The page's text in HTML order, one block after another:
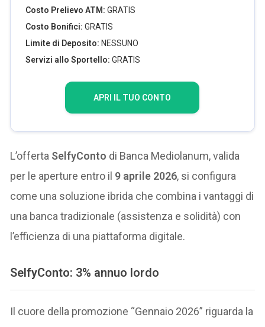
Costo Prelievo ATM: GRATIS
Costo Bonifici: GRATIS
Limite di Deposito: NESSUNO
Servizi allo Sportello: GRATIS
APRI IL TUO CONTO
L’offerta SelfyConto di Banca Mediolanum, valida
per le aperture entro il 9 aprile 2026, si configura
come una soluzione ibrida che combina i vantaggi di
una banca tradizionale (assistenza e solidità) con
l’efficienza di una piattaforma digitale.
SelfyConto: 3% annuo lordo
Il cuore della promozione “Gennaio 2026” riguarda la